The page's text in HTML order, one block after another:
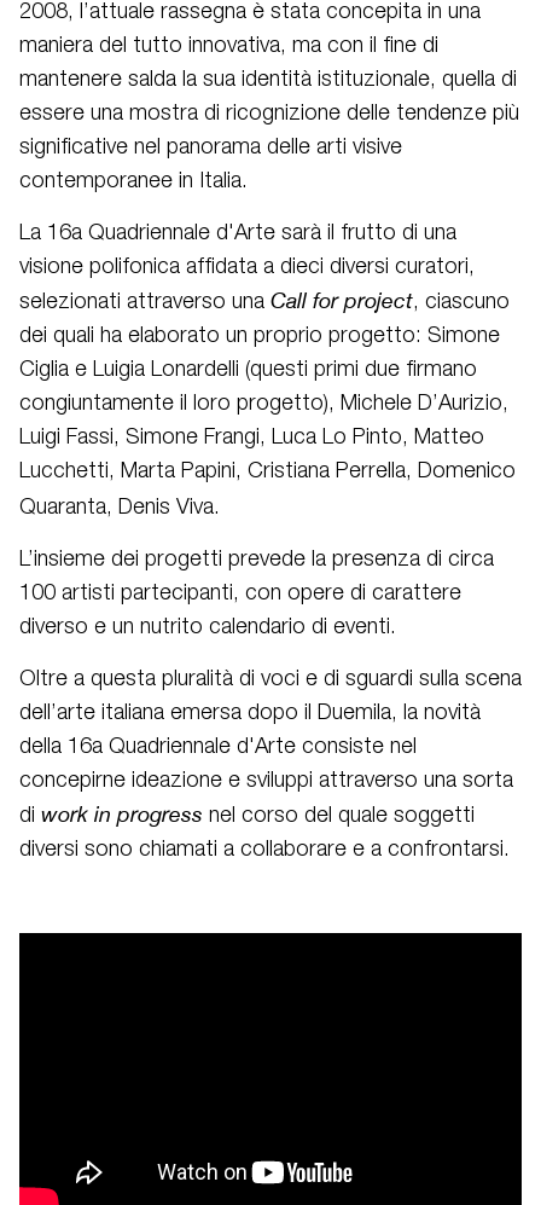
2008, l’attuale rassegna è stata concepita in una
maniera del tutto innovativa, ma con il fine di
mantenere salda la sua identità istituzionale, quella di
essere una mostra di ricognizione delle tendenze più
significative nel panorama delle arti visive
contemporanee in Italia.
La 16a Quadriennale d'Arte sarà il frutto di una
visione polifonica affidata a dieci diversi curatori,
selezionati attraverso una Call for project, ciascuno
dei quali ha elaborato un proprio progetto: Simone
Ciglia e Luigia Lonardelli (questi primi due firmano
congiuntamente il loro progetto), Michele D’Aurizio,
Luigi Fassi, Simone Frangi, Luca Lo Pinto, Matteo
Lucchetti, Marta Papini, Cristiana Perrella, Domenico
Quaranta, Denis Viva.
L’insieme dei progetti prevede la presenza di circa
100 artisti partecipanti, con opere di carattere
diverso e un nutrito calendario di eventi.
Oltre a questa pluralità di voci e di sguardi sulla scena
dell’arte italiana emersa dopo il Duemila, la novità
della 16a Quadriennale d'Arte consiste nel
concepirne ideazione e sviluppi attraverso una sorta
di work in progress nel corso del quale soggetti
diversi sono chiamati a collaborare e a confrontarsi.